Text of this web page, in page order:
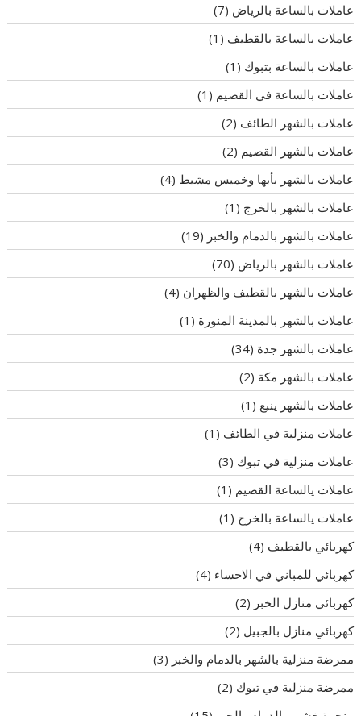
عاملات بالساعة بالرياض (7)
عاملات بالساعة بالقطيف (1)
عاملات بالساعة بتبوك (1)
عاملات بالساعة في القصيم (1)
عاملات بالشهر الطائف (2)
عاملات بالشهر القصيم (2)
عاملات بالشهر بأبها وخميس مشيط (4)
عاملات بالشهر بالخرج (1)
عاملات بالشهر بالدمام والخبر (19)
عاملات بالشهر بالرياض (70)
عاملات بالشهر بالقطيف والظهران (4)
عاملات بالشهر بالمدينة المنورة (1)
عاملات بالشهر جدة (34)
عاملات بالشهر مكة (2)
عاملات بالشهر ينبع (1)
عاملات منزلية في الطائف (1)
عاملات منزلية في تبوك (3)
عاملات يالساعة القصيم (1)
عاملات يالساعة بالخرج (1)
كهربائي بالقطيف (4)
كهربائي للمباني في الاحساء (4)
كهربائي منازل الخبر (2)
كهربائي منازل بالجبيل (2)
ممرضة منزلية بالشهر بالدمام والخبر (3)
ممرضة منزلية في تبوك (2)